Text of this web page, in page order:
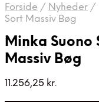
Forside / Nyheder /
Sort Massiv Bøg
Minka Suono
Massiv Bøg
11.256,25 kr.